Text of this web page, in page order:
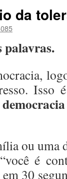
da
palavras.
Isso
ou uma
é
30